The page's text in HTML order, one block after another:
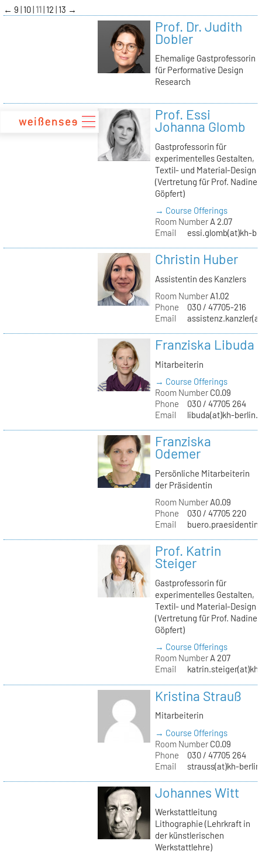
zum
Inhalt
← 9 10 11 12 13 →
Prof. Dr. Judith
Dobler
Ehemalige Gastprofessorin
für Performative Design
Research
Prof. Essi
Johanna Glomb
Gastprofessorin für
experimentelles Gestalten,
Textil- und Material-Design
(Vertretung für Prof. Nadine
Göpfert)
→ Course Offerings
Room NumberA 2.07
Email
essi.glomb(at)kh-
Christin Huber
Assistentin des Kanzlers
Room NumberA1.02
Phone
030 / 47705-216
Email
Franziska Libuda
Mitarbeiterin
→ Course Offerings
Room NumberC0.09
Phone
030 / 47705 264
Email
libuda(at)kh-
Franziska
Odemer
Persönliche Mitarbeiterin
der Präsidentin
Room NumberA0.09
Phone
030 / 47705 220
Email
Prof. Katrin
Steiger
Gastprofessorin für
experimentelles Gestalten,
Textil- und Material-Design
(Vertretung für Prof. Nadine
Göpfert)
→ Course Offerings
Room NumberA 207
Email
Kristina Strauß
Mitarbeiterin
→ Course Offerings
Room NumberC0.09
Phone
030 / 47705 264
Email
strauss(at)kh-
Johannes Witt
Werkstattleitung
Lithographie (Lehrkraft in
der künstlerischen
Werkstattlehre)